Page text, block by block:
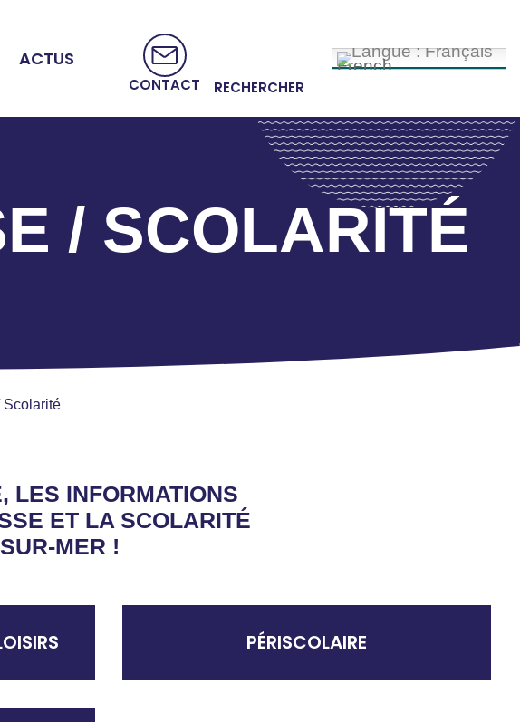
ACTUS
CONTACT RECHERCHER
French
/ SCOLARITÉ
Scolarité
LES INFORMATIONS
ET LA SCOLARITÉ
MER !
PÉRISCOLAIRE